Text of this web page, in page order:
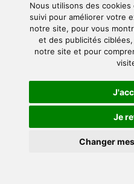
Nous utilisons des
suivi pour améliorer votre
notre site, pour vous
et des publicités
notre site et pour
Je
Changer